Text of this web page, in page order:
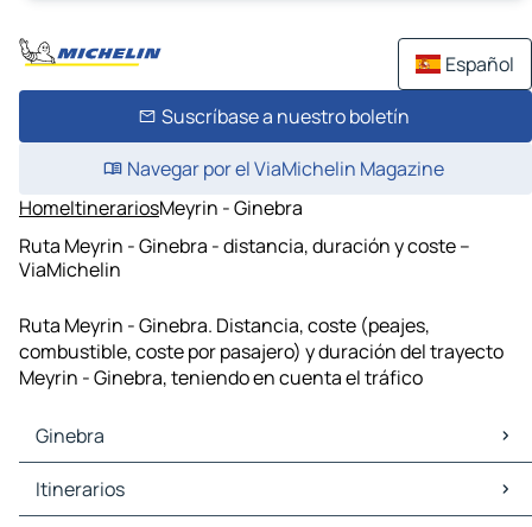
Español
Suscríbase a nuestro boletín
Navegar por el ViaMichelin Magazine
HomeItinerariosMeyrin - Ginebra
Ruta Meyrin - Ginebra - distancia, duración y coste –
ViaMichelin
Ruta Meyrin - Ginebra. Distancia, coste (peajes,
combustible, coste por pasajero) y duración del trayecto
Meyrin - Ginebra, teniendo en cuenta el tráfico
Ginebra
Ginebra Mapas Planos
Ginebra Trafico
Itinerarios